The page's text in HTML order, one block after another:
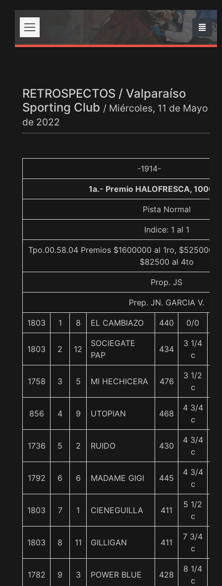
RETROSPECTOS / Valparaíso
Sporting Club / Miércoles, 11 de Mayo
de 2022
-1914-
1a.- Premio HALOFRESCA, 1000
Pista Normal
Indice: 1 al 1
Tpo.00.58.04 Premios $1600000 al 1ro, $525000
$82500 al 4to
Prop. JS
Prep. JN. GARCIA V.
1803 1 8 EL CAMBIAZO 440 0/0
1803 2 12
SOCIEGATE
PAP
434
3 1/4
c
1758 3 5 MI HECHICERA 476
3 1/2
c
856 4 9 UTOPIAN 468
4 3/4
c
1736 5 2 RUIDO 430
4 3/4
c
1792 6 6 MADAME GIGI 445
4 3/4
c
1803 7 1 CIENEGUILLA 411
5 1/2
c
1803 8 11 GILLIGAN 411
7 3/4
c
1782 9 3 POWER BLUE 428
8 1/4
c